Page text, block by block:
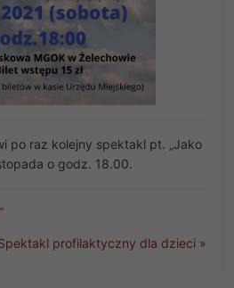
po raz kolejny spektakl pt. „Jako
o godz. 18.00.
profilaktyczny dla dzieci »